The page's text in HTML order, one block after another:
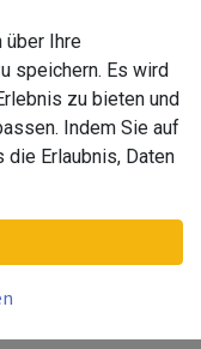
"Y",
über Ihre
speichern. Es wird
zu bieten und
Indem Sie auf
Erlaubnis, Daten